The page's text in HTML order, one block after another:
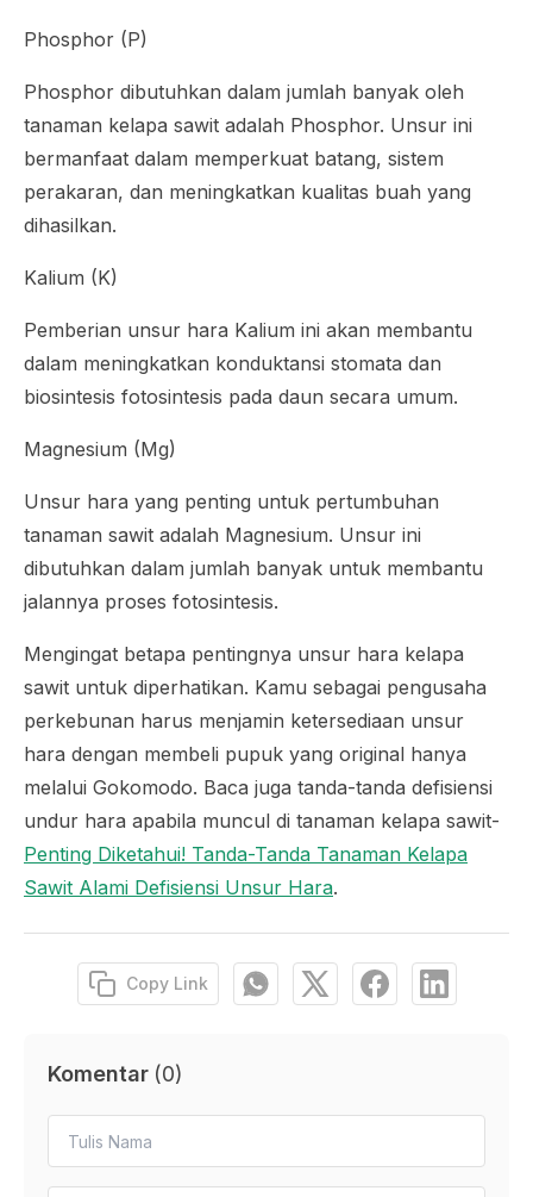
Phosphor (P)
Phosphor dibutuhkan dalam jumlah banyak oleh
tanaman kelapa sawit adalah Phosphor. Unsur ini
bermanfaat dalam memperkuat batang, sistem
perakaran, dan meningkatkan kualitas buah yang
dihasilkan.
Kalium (K)
Pemberian unsur hara Kalium ini akan membantu
dalam meningkatkan konduktansi stomata dan
biosintesis fotosintesis pada daun secara umum.
Magnesium (Mg)
Unsur hara yang penting untuk pertumbuhan
tanaman sawit adalah Magnesium. Unsur ini
dibutuhkan dalam jumlah banyak untuk membantu
jalannya proses fotosintesis.
Mengingat betapa pentingnya unsur hara kelapa
sawit untuk diperhatikan. Kamu sebagai pengusaha
perkebunan harus menjamin ketersediaan unsur
hara dengan membeli pupuk yang original hanya
melalui Gokomodo. Baca juga tanda-tanda defisiensi
undur hara apabila muncul di tanaman kelapa sawit-
Penting Diketahui! Tanda-Tanda Tanaman Kelapa
Sawit Alami Defisiensi Unsur Hara.
Copy Link
Komentar (0)